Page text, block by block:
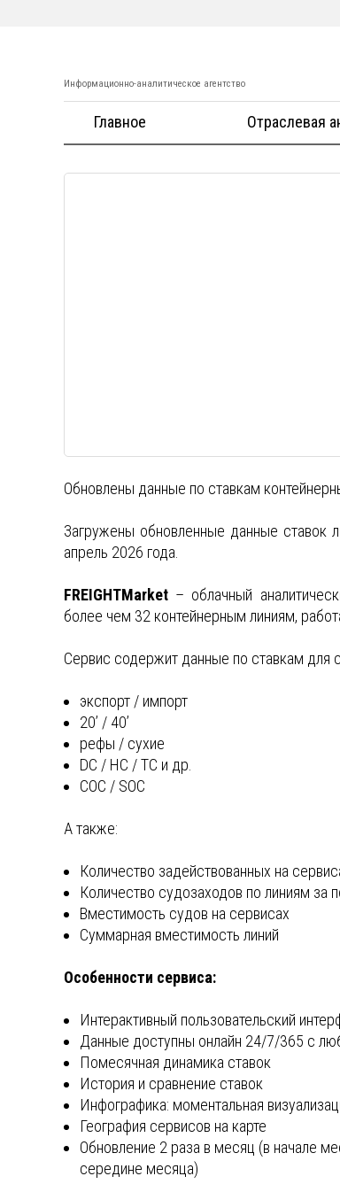
Информационно-аналитическое агентство
Главное Отраслевая
Обновлены данные по ставкам
Загружены обновленные данные ставок
апрель 2026 года.
FREIGHTMarket – облачный
более чем 32 контейнерным линиям,
Сервис содержит данные по ставкам для
экспорт / импорт
20’ / 40’
рефы / сухие
DC / HC / TC и др.
COC / SOC
А также:
Количество задействованных на
Количество судозаходов по линиям за
Вместимость судов на сервисах
Суммарная вместимость линий
Особенности сервиса:
Интерактивный пользовательский
Данные доступны онлайн 24/7/365 с
Помесячная динамика ставок
История и сравнение ставок
Инфографика: моментальная
География сервисов на карте
Обновление 2 раза в месяц (в начале
середине месяца)